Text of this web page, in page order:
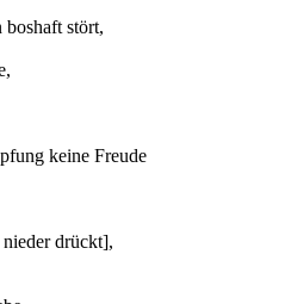
stört,
keine Freude
drückt],